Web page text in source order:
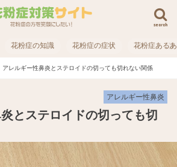
search
花粉症の知識 花粉症の症状 花粉症ある
アレルギー性鼻炎とステロイドの切っても切れない関係
アレルギー性鼻炎
とステロイドの切っても切